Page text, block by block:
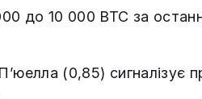
до 10 000 BTC за
(0,85) сигналізує